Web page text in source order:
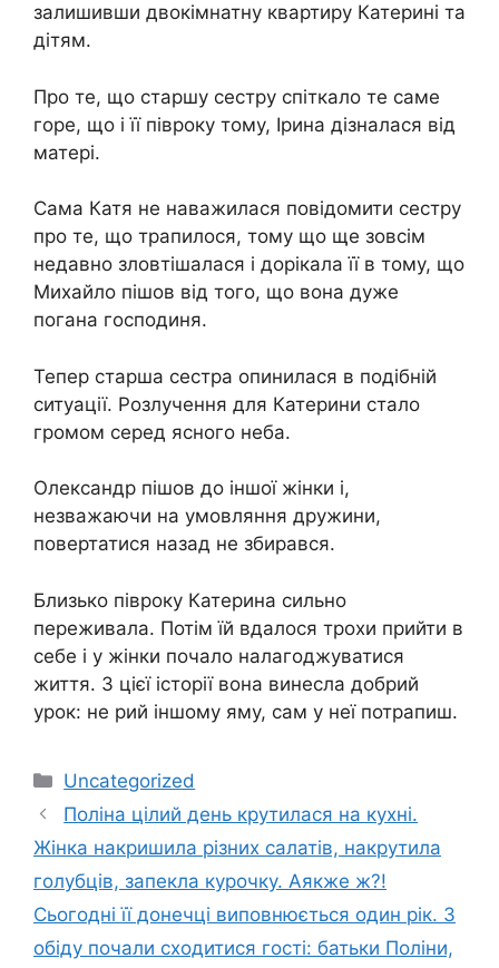
залишивши двокімнатну квартиру Катерині та
дітям.
Про те, що старшу сестру спіткало те саме
горе, що і її півроку тому, Ірина дізналася від
матері.
Сама Катя не наважилася повідомити сестру
про те, що трапилося, тому що ще зовсім
недавно зловтішалася і дорікала її в тому, що
Михайло пішов від того, що вона дуже
погана господиня.
Тепер старша сестра опинилася в подібній
ситуації. Розлучення для Катерини стало
громом серед ясного неба.
Олександр пішов до іншої жінки і,
незважаючи на умовляння дружини,
повертатися назад не збирався.
Близько півроку Катерина сильно
переживала. Потім їй вдалося трохи прийти в
себе і у жінки почало налагоджуватися
життя. З цієї історії вона винесла добрий
урок: не рий іншому яму, сам у неї потрапиш.
Категорії
Uncategorized
Поліна цілий день крутилася на кухні.
Жінка накришила різних салатів, накрутила
голубців, запекла курочку. Аякже ж?!
Сьогодні її донечці виповнюється один рік. З
обіду почали сходитися гості: батьки Поліни,